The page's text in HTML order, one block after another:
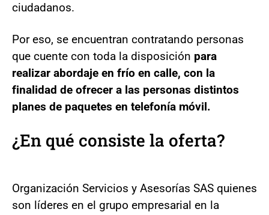
ciudadanos.
Por eso, se encuentran contratando personas
que cuente con toda la disposición para
realizar abordaje en frío en calle, con la
finalidad de ofrecer a las personas distintos
planes de paquetes en telefonía móvil.
¿En qué consiste la oferta?
Organización Servicios y Asesorías SAS quienes
son líderes en el grupo empresarial en la